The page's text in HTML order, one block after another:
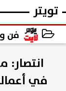
تويتر
فن
في